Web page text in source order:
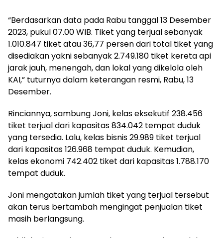
“Berdasarkan data pada Rabu tanggal 13 Desember
2023, pukul 07.00 WIB. Tiket yang terjual sebanyak
1.010.847 tiket atau 36,77 persen dari total tiket yang
disediakan yakni sebanyak 2.749.180 tiket kereta api
jarak jauh, menengah, dan lokal yang dikelola oleh
KAI,” tuturnya dalam keterangan resmi, Rabu, 13
Desember.
Rinciannya, sambung Joni, kelas eksekutif 238.456
tiket terjual dari kapasitas 834.042 tempat duduk
yang tersedia. Lalu, kelas bisnis 29.989 tiket terjual
dari kapasitas 126.968 tempat duduk. Kemudian,
kelas ekonomi 742.402 tiket dari kapasitas 1.788.170
tempat duduk.
Joni mengatakan jumlah tiket yang terjual tersebut
akan terus bertambah mengingat penjualan tiket
masih berlangsung.